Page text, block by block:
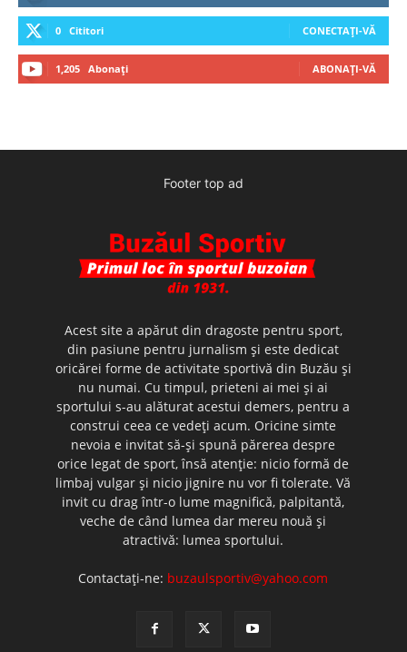
0 Cititori CONECTAȚI-VĂ
1,205 Abonați ABONAȚI-VĂ
Footer top ad
Acest site a apărut din dragoste pentru sport,
din pasiune pentru jurnalism şi este dedicat
oricărei forme de activitate sportivă din Buzău şi
nu numai. Cu timpul, prieteni ai mei şi ai
sportului s-au alăturat acestui demers, pentru a
construi ceea ce vedeţi acum. Oricine simte
nevoia e invitat să-şi spună părerea despre
orice legat de sport, însă atenţie: nicio formă de
limbaj vulgar şi nicio jignire nu vor fi tolerate. Vă
invit cu drag într-o lume magnifică, palpitantă,
veche de când lumea dar mereu nouă şi
atractivă: lumea sportului.
Contactați-ne: buzaulsportiv@yahoo.com